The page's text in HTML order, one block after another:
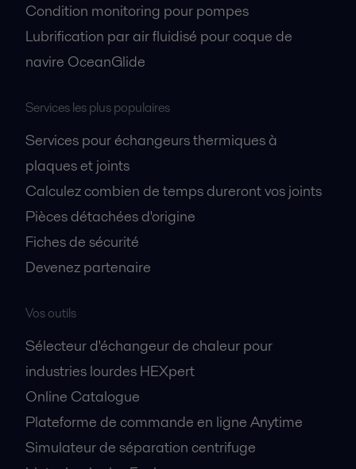
Condition monitoring pour pompes
Lubrification par air fluidisé pour coque de
navire OceanGlide
Services les plus populaires
Services pour échangeurs thermiques à
plaques et joints
Calculez combien de temps dureront vos joints
Pièces détachées d'origine
Fiches de sécurité
Devenez partenaire
Vos outils
Sélecteur d'échangeur de chaleur pour
industries lourdes HEXpert
Online Catalogue
Plateforme de commande en ligne Anytime
Simulateur de séparation centrifuge